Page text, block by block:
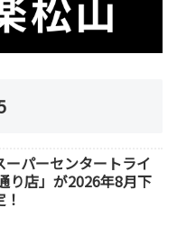
ーパーセンタートライ
り店」が2026年8月下